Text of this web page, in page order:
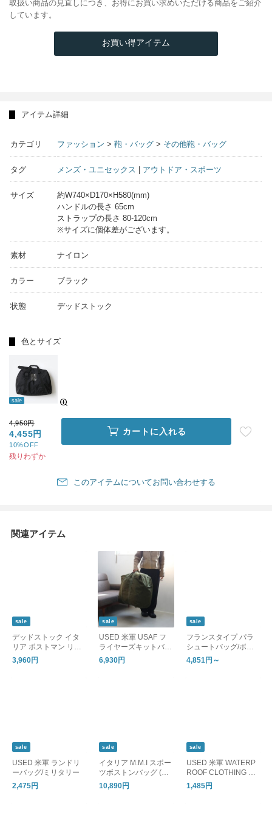
取扱い商品の見直しにつき、お得にお買い求めいただける商品をご紹介
しています。
お買い得アイテム
アイテム詳細
カテゴリ ファッション > 鞄・バッグ > その他鞄・バッグ
タグ メンズ・ユニセックス アウトドア・スポーツ
サイズ
約W740×D170×H580(mm)
ハンドルの長さ 65cm
ストラップの長さ 80-120cm
※サイズに個体差がございます。
素材 ナイロン
カラー ブラック
状態 デッドストック
色とサイズ
sale
4,950円
4,455円
10%OFF
残りわずか
カートに入れる
このアイテムについてお問い合わせする
関連アイテム
sale
デッドストック イタ
リア ポストマン リネ
ンケース/ミリタリー
ポーチ
3,960円
sale
USED 米軍 USAF フ
ライヤーズキットバッ
グ/ミリタリー
6,930円
sale
フランスタイプ パラ
シュートバッグ/ボス
トンバッグ
4,851円～
sale
USED 米軍 ランドリ
ーバッグ/ミリタリー
2,475円
sale
イタリア M.M.I スポー
ツボストンバッグ (ラ
ウンド型)/ミリタリー
デッドストック
10,890円
sale
USED 米軍 WATERP
ROOF CLOTHING BA
G ラバーライニング/
ドライバッグ 防水バ
1,485円